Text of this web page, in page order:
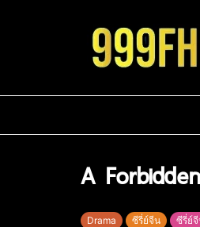
A
Drama ซีรี่ย์จีน ซีรี่ย์